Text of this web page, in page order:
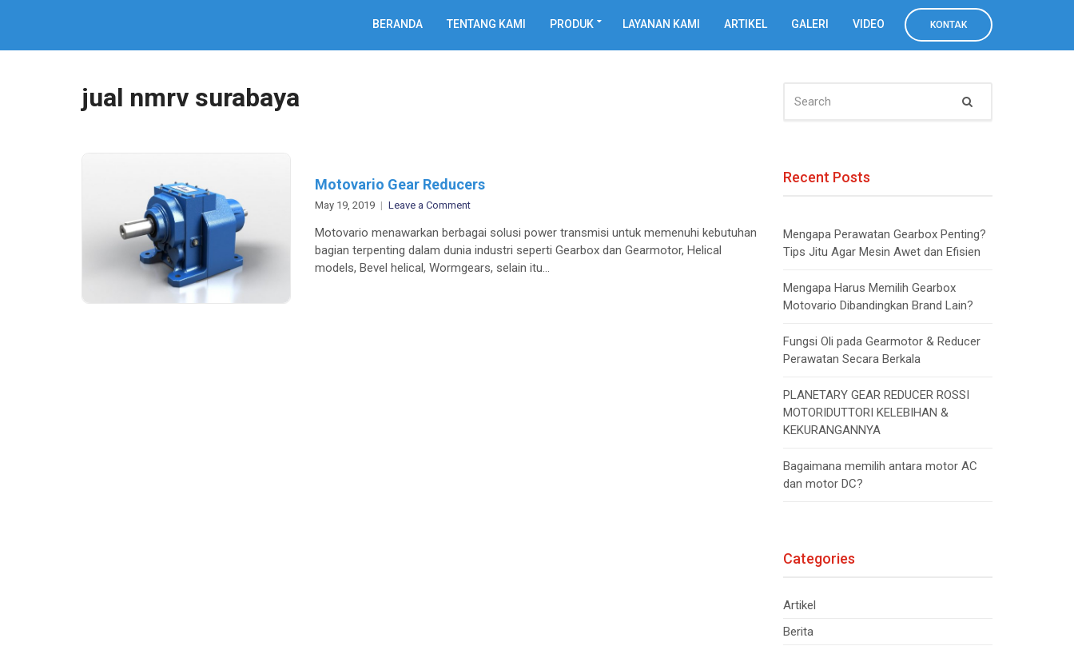
BERANDA TENTANG KAMI PRODUK LAYANAN KAMI ARTIKEL GALERI VIDEO KONTAK
jual nmrv surabaya
Motovario Gear Reducers
May 19, 2019 Leave a Commenton
Gear
Reducers
Motovario menawarkan berbagai solusi power transmisi untuk memenuhi kebutuhan
bagian terpenting dalam dunia industri seperti Gearbox dan Gearmotor, Helical
models, Bevel helical, Wormgears, selain itu…
FOR:
Recent Posts
Mengapa Perawatan Gearbox Penting?
Tips Jitu Agar Mesin Awet dan Efisien
Mengapa Harus Memilih Gearbox
Motovario Dibandingkan Brand Lain?
Fungsi Oli pada Gearmotor & Reducer
Perawatan Secara Berkala
PLANETARY GEAR REDUCER ROSSI
MOTORIDUTTORI KELEBIHAN &
KEKURANGANNYA
Bagaimana memilih antara motor AC
dan motor DC?
Categories
Artikel
Berita